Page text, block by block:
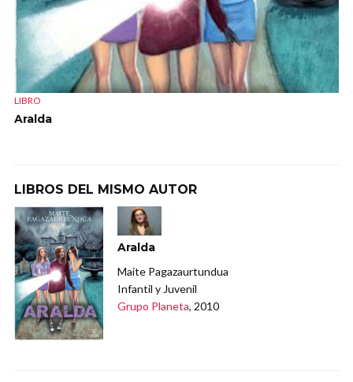
LIBRO
Aralda
LIBROS DEL MISMO AUTOR
Aralda
Maite Pagazaurtundua
Infantil y Juvenil
Grupo Planeta, 2010